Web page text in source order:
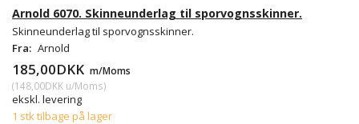
Arnold 6070. Skinneunderlag til sporvognsskinner.
Skinneunderlag til sporvognsskinner.
Fra: Arnold
185,00DKK m/Moms
(148,00DKK u/Moms)
ekskl. levering
1 stk tilbage på lager